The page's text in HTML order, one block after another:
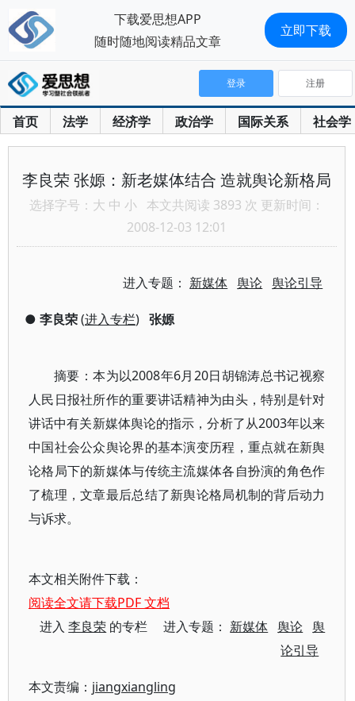
首页 法学 经济学 政治学 国际关系 社会学
登录 注册
李良荣 张嫄：新老媒体结合 造就舆论新格局
选择字号： 大 中 小 本文共阅读 3893 次 更新时间：
2008-12-03 12:01
进入专题： 新媒体 舆论 舆论引导
● 李良荣(进入专栏) 张嫄
摘要：本为以2008年6月20日胡锦涛总书记视察
人民日报社所作的重要讲话精神为由头，特别是针对
讲话中有关新媒体舆论的指示，分析了从2003年以来
中国社会公众舆论界的基本演变历程，重点就在新舆
论格局下的新媒体与传统主流媒体各自扮演的角色作
了梳理，文章最后总结了新舆论格局机制的背后动力
与诉求。
本文相关附件下载：
阅读全文请下载PDF 文档
进入李良荣 的专栏 进入专题： 新媒体 舆论 舆
论引导
本文责编： jiangxiangling
下载爱思想APP
随时随地阅读精品文章
立即下载